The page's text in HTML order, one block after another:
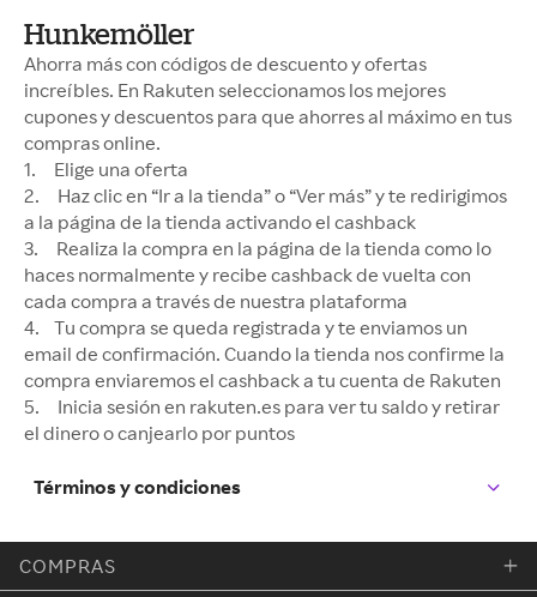
Hunkemöller
Ahorra más con códigos de descuento y ofertas
increíbles. En Rakuten seleccionamos los mejores
cupones y descuentos para que ahorres al máximo en tus
compras online.
1. Elige una oferta
2. Haz clic en “Ir a la tienda” o “Ver más” y te redirigimos
a la página de la tienda activando el cashback
3. Realiza la compra en la página de la tienda como lo
haces normalmente y recibe cashback de vuelta con
cada compra a través de nuestra plataforma
4. Tu compra se queda registrada y te enviamos un
email de confirmación. Cuando la tienda nos confirme la
compra enviaremos el cashback a tu cuenta de Rakuten
5. Inicia sesión en rakuten.es para ver tu saldo y retirar
el dinero o canjearlo por puntos
Términos y condiciones
COMPRAS